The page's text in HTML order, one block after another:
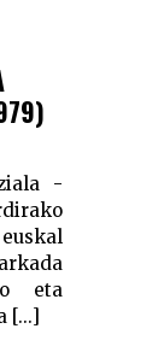
-
eta
[...]